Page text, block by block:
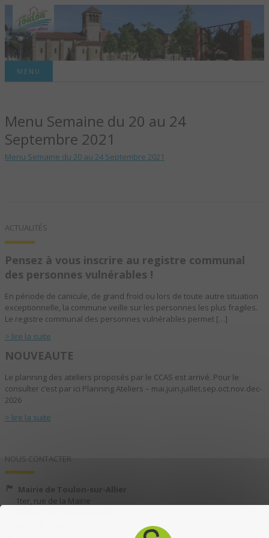
TOULON-SUR-
ALLIER – SITE
OFFICIEL DE LA
MENU
Menu Semaine du 20 au 24
Septembre 2021
Menu Semaine du 20 au 24 Septembre 2021
ACTUALITÉS
Pensez à vous inscrire au registre communal
des personnes vulnérables !
En période de canicule, de grand froid ou lors de toute autre situation
exceptionnelle, la commune veille sur les personnes les plus fragiles.
Le registre communal des personnes vulnérables permet […]
> lire la suite
NOUVEAUTE
Le planning des ateliers proposés par le CCAS est arrivé. Pour le
consulter c’est par ici Planning Ateliers – mai.juin.juillet.sep.oct.nov.dec-
2026
> lire la suite
NOUS CONTACTER
Mairie de Toulon-sur-Allier
1ter, rue de la Mairie